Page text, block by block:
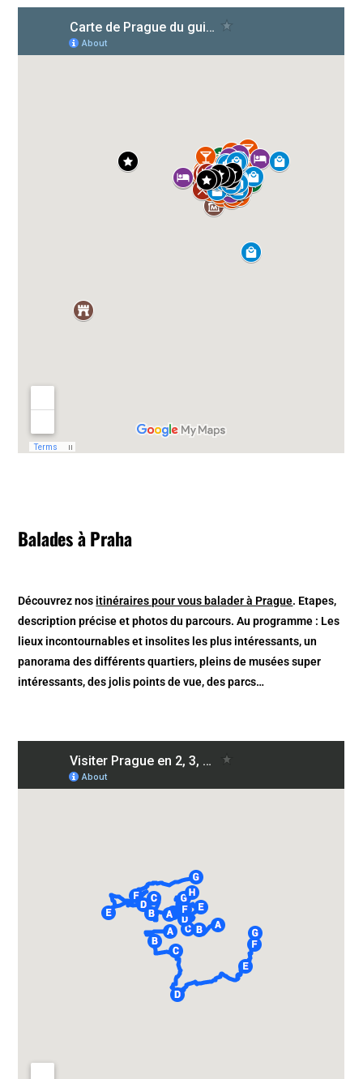
Balades à Praha
Découvrez nos itinéraires pour vous balader à Prague. Etapes,
description précise et photos du parcours. Au programme : Les
lieux incontournables et insolites les plus intéressants, un
panorama des différents quartiers, pleins de musées super
intéressants, des jolis points de vue, des parcs…